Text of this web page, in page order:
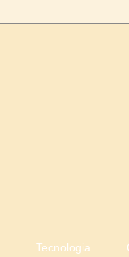
Tecnologia